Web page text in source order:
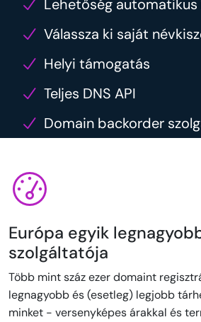
Lehetőség
Válassza ki saját
Helyi támogatás
Teljes DNS API
Domain backorder
Európa egyik
szolgáltatója
Több mint száz ezer domaint
legnagyobb és (esetleg) legjobb
minket - versenyképes árakkal és